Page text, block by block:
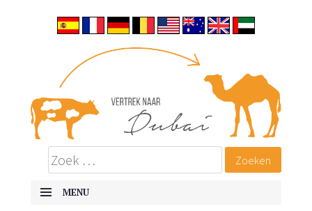
Vertrek naar Dubai
ALLES OVER EMIGREREN NAAR DUBAI
MENU